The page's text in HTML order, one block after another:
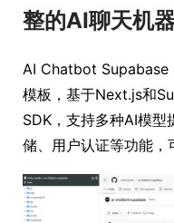
整的AI聊天机
AI Chatbot Supabase
模板，基于Next.js和
SDK，支持多种AI模
储、用户认证等功能，